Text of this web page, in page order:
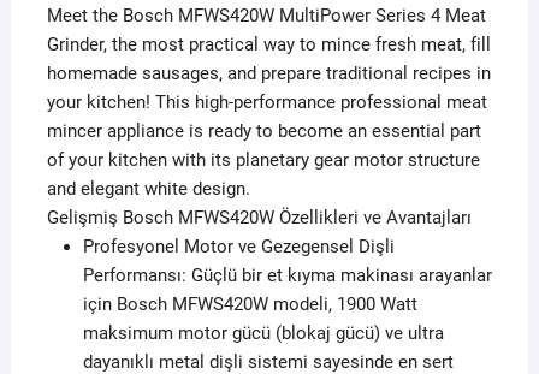
Meet the Bosch MFWS420W MultiPower Series 4 Meat
Grinder, the most practical way to mince fresh meat, fill
homemade sausages, and prepare traditional recipes in
your kitchen! This high-performance professional meat
mincer appliance is ready to become an essential part
of your kitchen with its planetary gear motor structure
and elegant white design.
Gelişmiş Bosch MFWS420W Özellikleri ve Avantajları
Profesyonel Motor ve Gezegensel Dişli
Performansı: Güçlü bir et kıyma makinası arayanlar
için Bosch MFWS420W modeli, 1900 Watt
maksimum motor gücü (blokaj gücü) ve ultra
dayanıklı metal dişli sistemi sayesinde en sert